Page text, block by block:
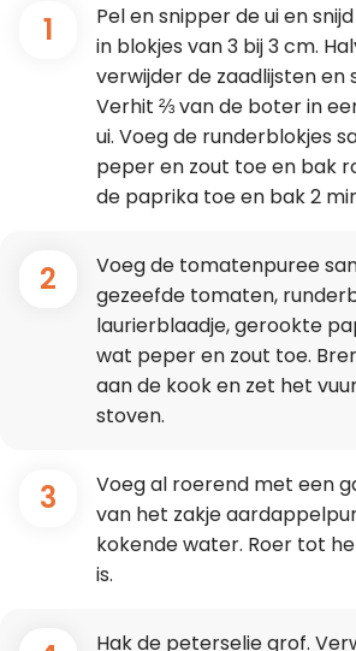
1
Pel en snipper de ui en
in blokjes van 3 bij 3 cm.
verwijder de zaadlijsten en
Verhit ⅔ van de boter in
ui. Voeg de runderblokjes
peper en zout toe en bak
de paprika toe en bak 2
2
Voeg de tomatenpuree
gezeefde tomaten,
laurierblaadje, gerookte
wat peper en zout toe.
aan de kook en zet het
stoven.
3
Voeg al roerend met een
van het zakje
kokende water. Roer tot
is.
Hak de peterselie grof.